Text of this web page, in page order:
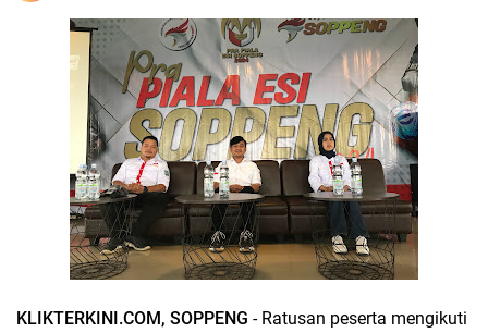
KLIKTERKINI.COM, SOPPENG - Ratusan peserta mengikuti